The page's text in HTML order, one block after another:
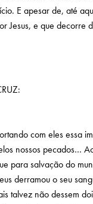
E apesar de, até
Jesus, e que decorre
com eles essa
nossos pecados…
para salvação do
derramou o seu
talvez não dessem